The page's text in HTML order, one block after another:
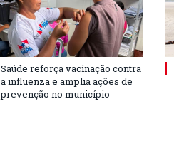
Saúde reforça vacinação contra
a influenza e amplia ações de
prevenção no município